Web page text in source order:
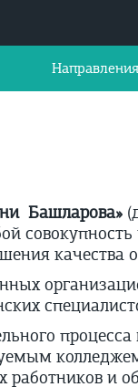
Направления
Башларова»
качества
работников и